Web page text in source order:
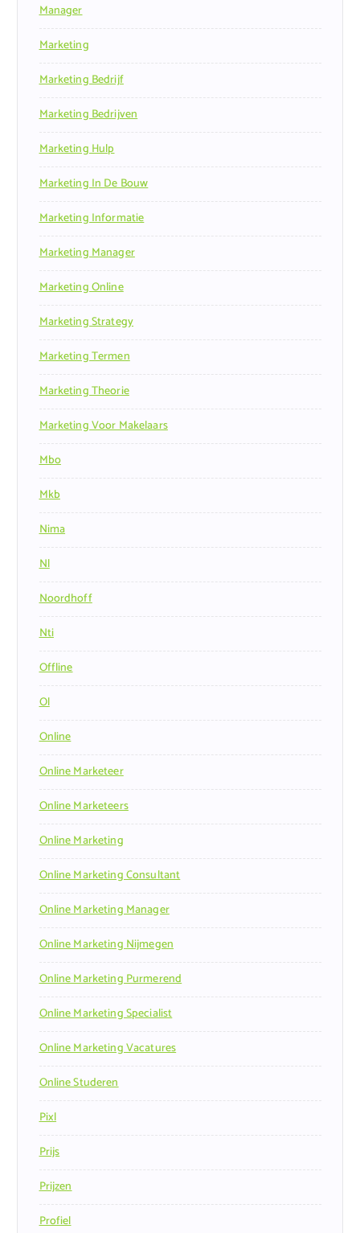
Manager
Marketing
Marketing Bedrijf
Marketing Bedrijven
Marketing Hulp
Marketing In De Bouw
Marketing Informatie
Marketing Manager
Marketing Online
Marketing Strategy
Marketing Termen
Marketing Theorie
Marketing Voor Makelaars
Mbo
Mkb
Nima
Nl
Noordhoff
Nti
Offline
Ol
Online
Online Marketeer
Online Marketeers
Online Marketing
Online Marketing Consultant
Online Marketing Manager
Online Marketing Nijmegen
Online Marketing Purmerend
Online Marketing Specialist
Online Marketing Vacatures
Online Studeren
Pixl
Prijs
Prijzen
Profiel